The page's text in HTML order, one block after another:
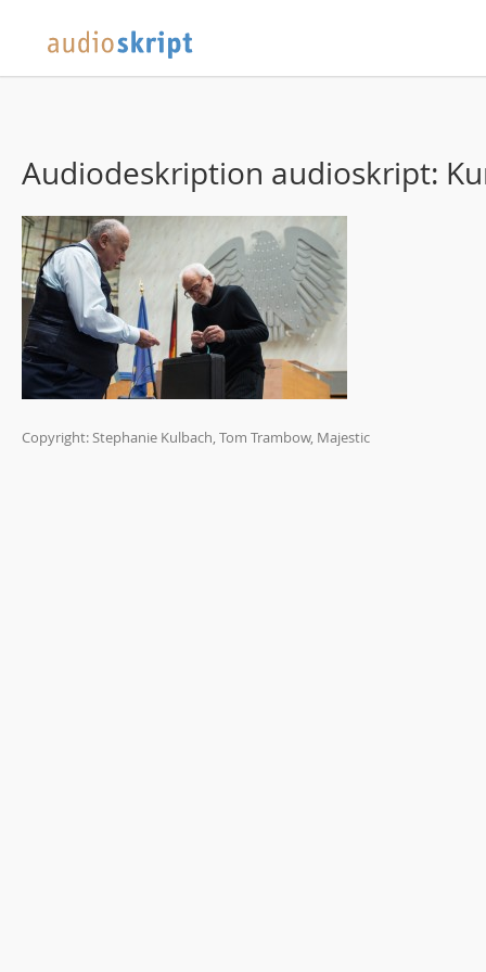
Audiodeskription audioskript:
Copyright: Stephanie Kulbach, Tom Trambow, Majestic